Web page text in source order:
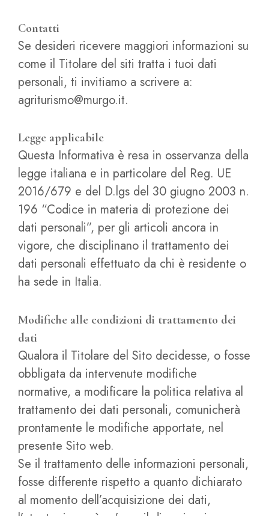
Contatti
Se desideri ricevere maggiori informazioni su
come il Titolare del siti tratta i tuoi dati
personali, ti invitiamo a scrivere a:
agriturismo@murgo.it.
Legge applicabile
Questa Informativa è resa in osservanza della
legge italiana e in particolare del Reg. UE
2016/679 e del D.lgs del 30 giugno 2003 n.
196 “Codice in materia di protezione dei
dati personali”, per gli articoli ancora in
vigore, che disciplinano il trattamento dei
dati personali effettuato da chi è residente o
ha sede in Italia.
Modifiche alle condizioni di trattamento dei
dati
Qualora il Titolare del Sito decidesse, o fosse
obbligata da intervenute modifiche
normative, a modificare la politica relativa al
trattamento dei dati personali, comunicherà
prontamente le modifiche apportate, nel
presente Sito web.
Se il trattamento delle informazioni personali,
fosse differente rispetto a quanto dichiarato
al momento dell’acquisizione dei dati,